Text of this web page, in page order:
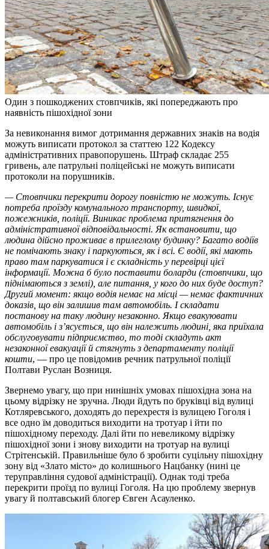
Один з пошкоджених стовпчиків, які попереджають про
наявність пішохідної зони
За невиконання вимог дотримання державних знаків на водія
можуть виписати протокол за статтею 122 Кодексу
адміністративних правопорушень. Штраф складає 255
гривень, але патрульні поліцейські не можуть виписати
протоколи на порушників.
— Стовпчики перекрити дорогу повністю не можуть. Існує
потреба проїзду комунального транспорту, швидкої,
пожежників, поліції. Виникає проблема притягнення до
адміністративної відповідальності. Як встановити, що
людина дійсно проживає в прилеглому будинку? Багато водіїв
не помічають знаку і паркуються, як і всі. Є водії, які мають
право там паркуватися і є складність у перевірці цієї
інформації. Можна б було поставити боларди (стовпчики, що
піднімаються з землі), але питання, у кого до них буде доступ?
Другий момент: якщо водія немає на місці — немає фактичних
доказів, що він залишив там автомобіль. І складати
постанову на таку людину незаконно. Якщо евакуювати
автомобіль і з’ясується, що він належить людині, яка приїхала
обслуговувати підприємство, то тоді складуть акт
незаконної евакуації й стягнуть з департаменту поліції
кошти, — про це повідомив речник патрульної поліції
Полтави Руслан Возниця.
Звернемо увагу, що при нинішніх умовах пішохідна зона на
цьому відрізку не зручна. Люди йдуть по бруківці від вулиці
Котляревського, доходять до перехрестя із вулицею Гоголя і
все одно їм доводиться виходити на тротуар і йти по
пішохідному переходу. Далі йти по невеликому відрізку
пішохідної зони і знову виходити на тротуар на вулиці
Стрітенській. Правильніше було б зробити суцільну пішохідну
зону від «Злато місто» до колишнього Нацбанку (нині це
теруправління судової адміністрації). Однак тоді треба
перекрити проїзд по вулиці Гоголя. На цю проблему звернув
увагу й полтавський блогер Євген Асауленко.